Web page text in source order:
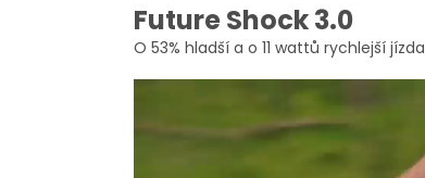
Future Shock 3.0
O 53% hladší a o 11 wattů rychlejší jízda